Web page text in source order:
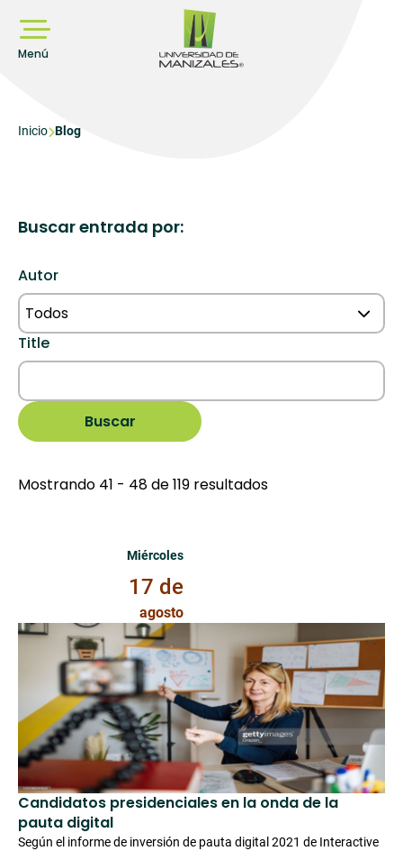
contenido
principal
Menú
Sobrescribir
a
navegación
Inicio Blog
Mostrando 41 - 48 de 119 resultados
Buscar entrada por:
Autor
Todos
Title
Miércoles 17 de Agosto de 2022
Miércoles
17 de
agosto
Candidatos presidenciales en la onda de la
pauta digital
Según el informe de inversión de pauta digital 2021 de Interactive